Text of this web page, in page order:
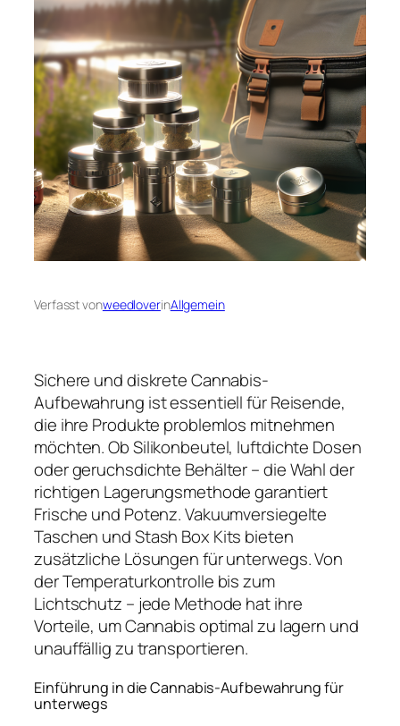
Verfasst vonweedloverinAllgemein
Sichere und diskrete Cannabis-
Aufbewahrung ist essentiell für Reisende,
die ihre Produkte problemlos mitnehmen
möchten. Ob Silikonbeutel, luftdichte Dosen
oder geruchsdichte Behälter – die Wahl der
richtigen Lagerungsmethode garantiert
Frische und Potenz. Vakuumversiegelte
Taschen und Stash Box Kits bieten
zusätzliche Lösungen für unterwegs. Von
der Temperaturkontrolle bis zum
Lichtschutz – jede Methode hat ihre
Vorteile, um Cannabis optimal zu lagern und
unauffällig zu transportieren.
Einführung in die Cannabis-Aufbewahrung für
unterwegs